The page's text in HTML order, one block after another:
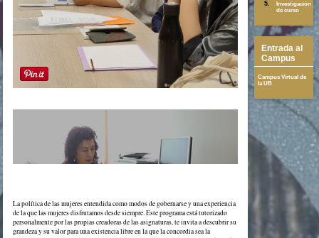
La política de las mujeres entendida como modos de gobernarse y una experiencia
de la que las mujeres disfrutamos desde siempre. Este programa está tutorizado
personalmente por las propias creadoras de las asignaturas, te invita a descubrir su
grandeza y su valor para una existencia libre en la que la concordia sea la
Investigación
de curso
Entrada al
Campus
Campus Virtual de
la UB